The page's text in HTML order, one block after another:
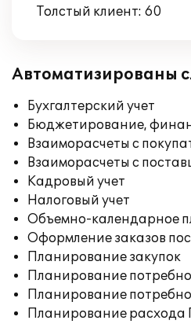
Толстый клиент: 60
Автоматизированы
Бухгалтерский учет
Бюджетирование,
Взаиморасчеты с
Взаиморасчеты с
Кадровый учет
Налоговый учет
Объемно-календарное
Оформление заказов
Планирование закупок
Планирование
Планирование
Планирование расхода